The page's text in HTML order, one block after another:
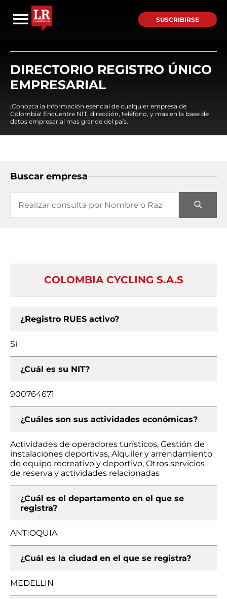
SUSCRIBIRSE
DIRECTORIO REGISTRO ÚNICO
EMPRESARIAL
¡Conozca la información esencial de cualquier empresa de
Colombia! Encuentre NIT, dirección, teléfono, y mas en la base de
datos empresarial mas grande del país.
Buscar empresa
COLOMBIA CYCLING S.A.S
¿Registro RUES activo?
Si
¿Cuál es su NIT?
900764671
¿Cuáles son sus actividades económicas?
Actividades de operadores turísticos, Gestión de
instalaciones deportivas, Alquiler y arrendamiento
de equipo recreativo y deportivo, Otros servicios
de reserva y actividades relacionadas
¿Cuál es el departamento en el que se
registra?
ANTIOQUIA
¿Cuál es la ciudad en el que se registra?
MEDELLIN